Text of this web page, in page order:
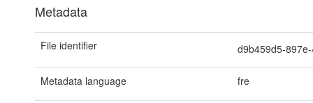
Metadata
File identifier d9b459d5-
Metadata language fre